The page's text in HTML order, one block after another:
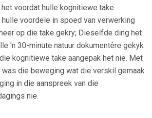
voordat hulle kognitiewe take
voordele in spoed van verwerking
op die take gekry; Dieselfde ding het
'n 30-minute natuur dokumentêre gekyk
kognitiewe take aangepak het nie. Met
die beweging wat die verskil gemaak
in die aanspreek van die
nie.